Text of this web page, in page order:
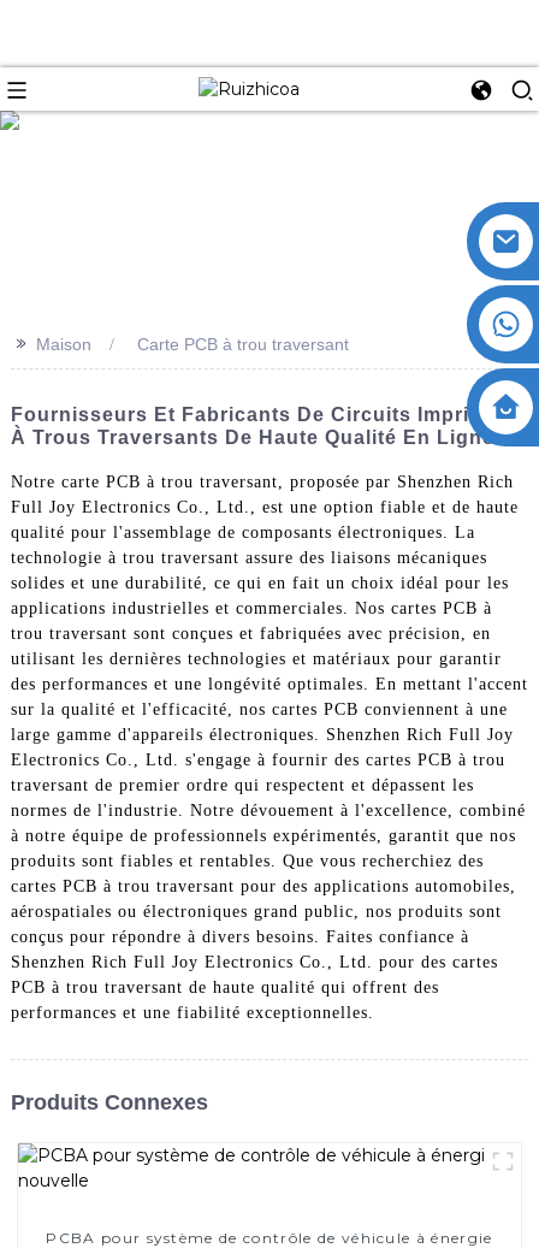
>> Maison Carte PCB à trou traversant
Fournisseurs Et Fabricants De Circuits Imprimés
À Trous Traversants De Haute Qualité En Ligne
Notre carte PCB à trou traversant, proposée par Shenzhen Rich
Full Joy Electronics Co., Ltd., est une option fiable et de haute
qualité pour l'assemblage de composants électroniques. La
technologie à trou traversant assure des liaisons mécaniques
solides et une durabilité, ce qui en fait un choix idéal pour les
applications industrielles et commerciales. Nos cartes PCB à
trou traversant sont conçues et fabriquées avec précision, en
utilisant les dernières technologies et matériaux pour garantir
des performances et une longévité optimales. En mettant l'accent
sur la qualité et l'efficacité, nos cartes PCB conviennent à une
large gamme d'appareils électroniques. Shenzhen Rich Full Joy
Electronics Co., Ltd. s'engage à fournir des cartes PCB à trou
traversant de premier ordre qui respectent et dépassent les
normes de l'industrie. Notre dévouement à l'excellence, combiné
à notre équipe de professionnels expérimentés, garantit que nos
produits sont fiables et rentables. Que vous recherchiez des
cartes PCB à trou traversant pour des applications automobiles,
aérospatiales ou électroniques grand public, nos produits sont
conçus pour répondre à divers besoins. Faites confiance à
Shenzhen Rich Full Joy Electronics Co., Ltd. pour des cartes
PCB à trou traversant de haute qualité qui offrent des
performances et une fiabilité exceptionnelles.
Produits Connexes
PCBA pour système de contrôle de véhicule à énergie